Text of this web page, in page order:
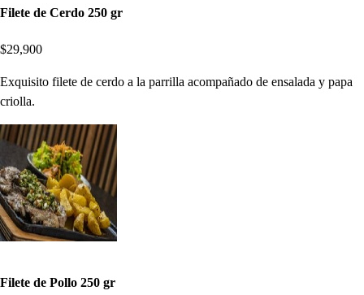
Filete de Cerdo 250 gr
$29,900
Exquisito filete de cerdo a la parrilla acompañado de ensalada y papa
criolla.
Filete de Pollo 250 gr